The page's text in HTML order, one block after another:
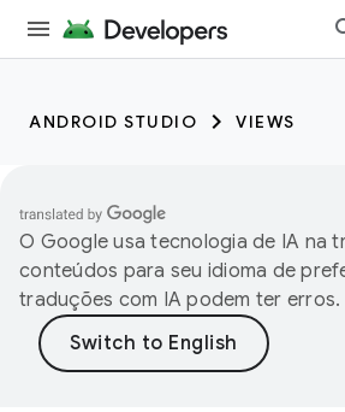
ANDROID STUDIO VIEWS
O Google usa tecnologia de IA na
conteúdos para seu idioma de
traduções com IA podem ter erros.